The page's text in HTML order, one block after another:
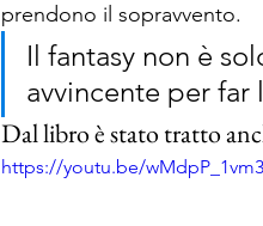
prendono il sopravvento.
Il fantasy non è
avvincente per far
Dal libro è stato tratto
https://youtu.be/